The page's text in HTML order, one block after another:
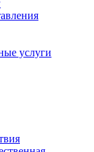
услуги